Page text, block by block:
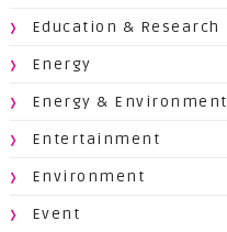
Education & Research
Energy
Energy & Environment
Entertainment
Environment
Event